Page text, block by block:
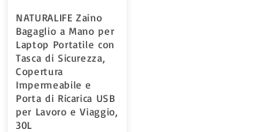
NATURALIFE Zaino
Bagaglio a Mano per
Laptop Portatile con
Tasca di Sicurezza,
Copertura
Impermeabile e
Porta di Ricarica USB
per Lavoro e Viaggio,
30L